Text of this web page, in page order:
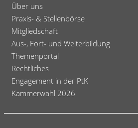
Über uns
Praxis- & Stellenbörse
Mitgliedschaft
Aus-, Fort- und Weiterbildung
Themenportal
Rechtliches
Engagement in der PtK
Kammerwahl 2026